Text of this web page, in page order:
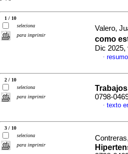
1 / 10
seleciona
para imprimir
Valero,
como
Dic 2025,
·
2 / 10
seleciona
para imprimir
0798-
· texto
3 / 10
seleciona
para imprimir